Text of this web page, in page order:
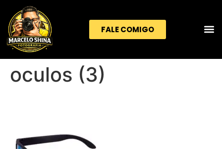
FALE COMIGO
oculos (3)